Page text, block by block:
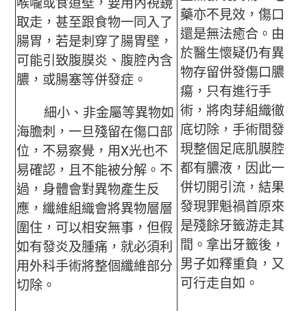
取走，甚至跟食物一同入了
腸胃，若是刺穿了腸胃壁，
可能引致腹膜炎、腹腔內含
膿，或腸塞等併發症。
細小、非金屬等異物如
海膽刺，一旦殘留在傷口部
位，不易察覺，用X光也不
易確認，且不能被分解。不
過，身體會對異物產生反
應，纖維組織會將異物層層
圍住，可以相安無事，但假
如有發炎及腫痛，就必須利
用外科手術將整個纖維部分
切除。
藥亦不見效，傷口
還是無法癒合。由
於醫生懷疑仍有異
物存留併發傷口膿
瘍，只有進行手
術，將肉芽組織徹
底切除，手術間發
現整個足底肌膜腔
都有膿液，因此一
併切開引流，結果
發現罪魁禍首原來
是殘餘牙籤游走其
間。拿出牙籤後，
男子如釋重負，又
可行走自如。